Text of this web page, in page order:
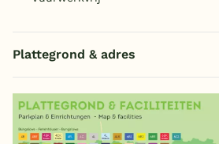
Plattegrond & adres